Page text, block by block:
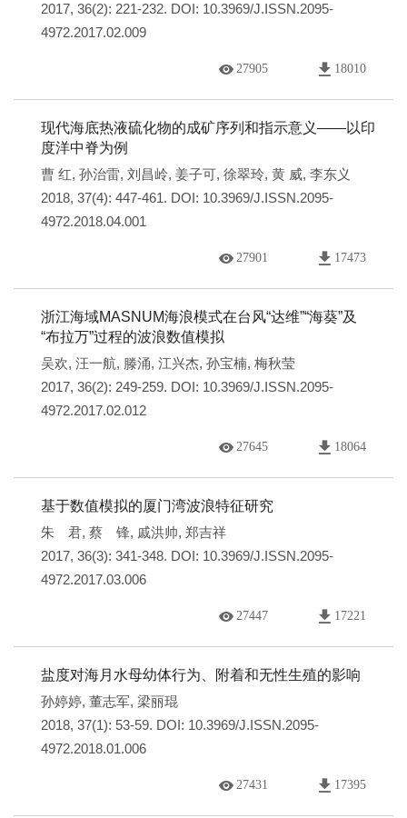
2017, 36(2): 221-232. DOI: 10.3969/J.ISSN.2095-
4972.2017.02.009
27905 18010
现代海底热液硫化物的成矿序列和指示意义——以印
度洋中脊为例
曹 红, 孙治雷, 刘昌岭, 姜子可, 徐翠玲, 黄 威, 李东义
2018, 37(4): 447-461. DOI: 10.3969/J.ISSN.2095-
4972.2018.04.001
27901 17473
浙江海域MASNUM海浪模式在台风“达维”“海葵”及
“布拉万”过程的波浪数值模拟
吴欢, 汪一航, 滕涌, 江兴杰, 孙宝楠, 梅秋莹
2017, 36(2): 249-259. DOI: 10.3969/J.ISSN.2095-
4972.2017.02.012
27645 18064
基于数值模拟的厦门湾波浪特征研究
朱 君, 蔡 锋, 戚洪帅, 郑吉祥
2017, 36(3): 341-348. DOI: 10.3969/J.ISSN.2095-
4972.2017.03.006
27447 17221
盐度对海月水母幼体行为、附着和无性生殖的影响
孙婷婷, 董志军, 梁丽琨
2018, 37(1): 53-59. DOI: 10.3969/J.ISSN.2095-
4972.2018.01.006
27431 17395